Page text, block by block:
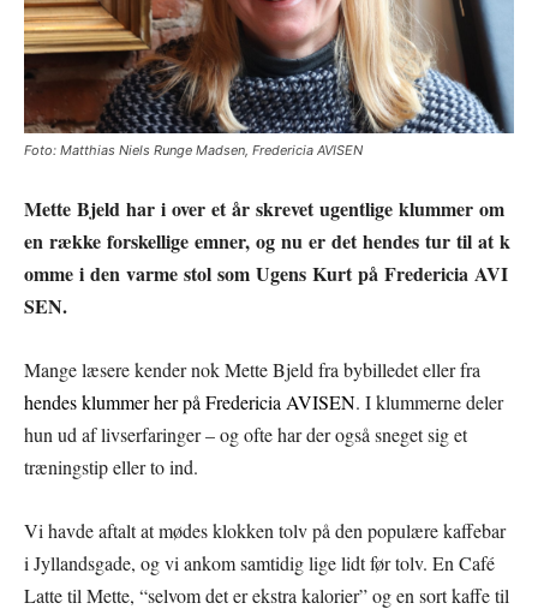
Foto: Matthias Niels Runge Madsen, Fredericia AVISEN
Mette Bjeld har i over et år skrevet ugentlige klummer om
en række forskellige emner, og nu er det hendes tur til at k
omme i den varme stol som Ugens Kurt på Fredericia AVI
SEN.
Mange læsere kender nok Mette Bjeld fra bybilledet eller fra
hendes klummer her på Fredericia AVISEN. I klummerne deler
hun ud af livserfaringer – og ofte har der også sneget sig et
træningstip eller to ind.
Vi havde aftalt at mødes klokken tolv på den populære kaffebar
i Jyllandsgade, og vi ankom samtidig lige lidt før tolv. En Café
Latte til Mette, “selvom det er ekstra kalorier” og en sort kaffe til